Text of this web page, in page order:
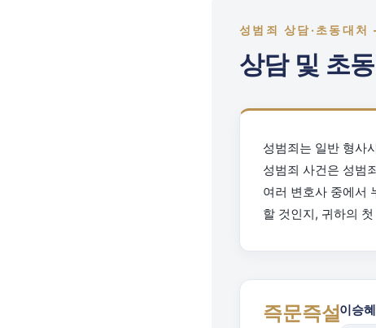
성범죄 상담·초동대
상담 및 초
성범죄는 일반 형사
성범죄 사건은 성범
여러 변호사 중에서
할 것인지, 귀하의
즉문즉설이승